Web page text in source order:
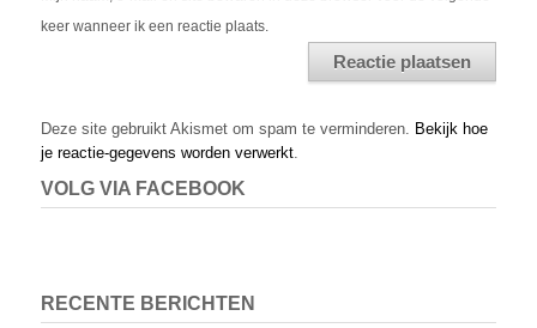
keer wanneer ik een reactie plaats.
Deze site gebruikt Akismet om spam te verminderen. Bekijk hoe
je reactie-gegevens worden verwerkt.
VOLG VIA FACEBOOK
RECENTE BERICHTEN